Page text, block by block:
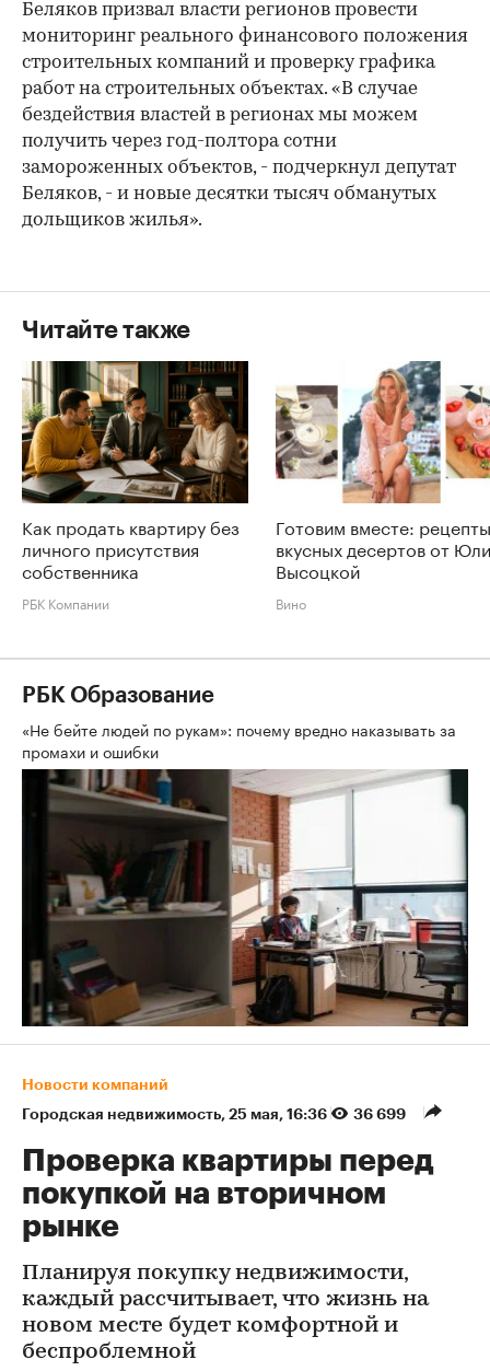
Беляков призвал власти регионов провести
мониторинг реального финансового положения
строительных компаний и проверку графика
работ на строительных объектах. «В случае
бездействия властей в регионах мы можем
получить через год-полтора сотни
замороженных объектов, - подчеркнул депутат
Беляков, - и новые десятки тысяч обманутых
дольщиков жилья».
Читайте также
Как продать квартиру без
личного присутствия
собственника
РБК Компании
Готовим вместе: рецепты
вкусных десертов от
Высоцкой
Вино
РБК Образование
«Не бейте людей по рукам»: почему вредно наказывать за
промахи и ошибки
Новости компаний
Городская недвижимость⁠, 25 мая, 16:36 36 699
Проверка квартиры перед
покупкой на вторичном
рынке
Планируя покупку недвижимости,
каждый рассчитывает, что жизнь на
новом месте будет комфортной и
беспроблемной